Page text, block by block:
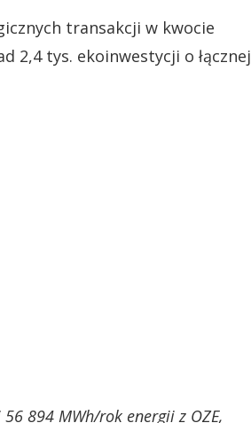
transakcji w kwocie
2,4 tys. ekoinwestycji o łącznej
894 MWh/rok energii z OZE,